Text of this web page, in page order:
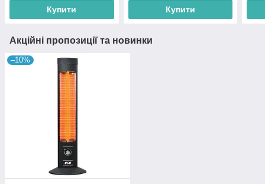
Купити Купити
Акційні пропозиції та новинки
–10%